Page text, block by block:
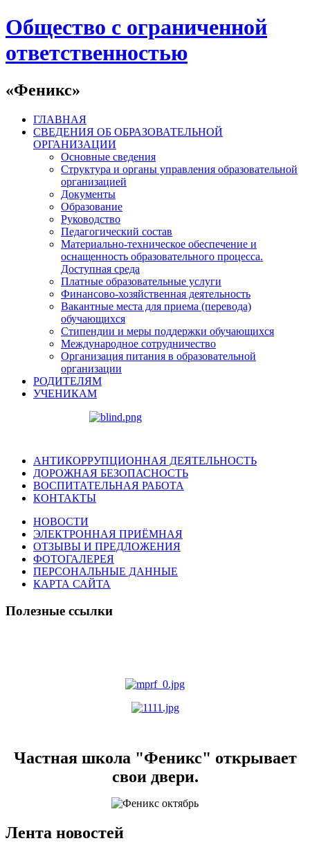
Общество с ограниченной
ответственностью
«Феникс»
ГЛАВНАЯ
СВЕДЕНИЯ ОБ ОБРАЗОВАТЕЛЬНОЙ
ОРГАНИЗАЦИИ
Основные сведения
Структура и органы управления образовательной
организацией
Документы
Образование
Руководство
Педагогический состав
Материально-техническое обеспечение и
оснащенность образовательного процесса.
Доступная среда
Платные образовательные услуги
Финансово-хозяйственная деятельность
Вакантные места для приема (перевода)
обучающихся
Стипендии и меры поддержки обучающихся
Международное сотрудничество
Организация питания в образовательной
организации
РОДИТЕЛЯМ
УЧЕНИКАМ
АНТИКОРРУПЦИОННАЯ ДЕЯТЕЛЬНОСТЬ
ДОРОЖНАЯ БЕЗОПАСНОСТЬ
ВОСПИТАТЕЛЬНАЯ РАБОТА
КОНТАКТЫ
НОВОСТИ
ЭЛЕКТРОННАЯ ПРИЁМНАЯ
ОТЗЫВЫ И ПРЕДЛОЖЕНИЯ
ФОТОГАЛЕРЕЯ
ПЕРСОНАЛЬНЫЕ ДАННЫЕ
КАРТА САЙТА
Полезные ссылки
Частная школа "Феникс" открывает
свои двери.
Лента новостей